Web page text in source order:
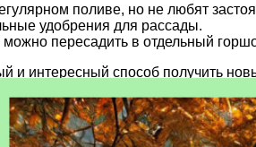
поливе, но не любят
удобрения для рассады.
можно пересадить в отдельный
интересный способ получить